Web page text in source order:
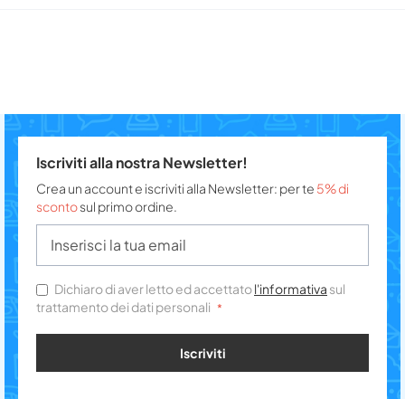
Iscriviti alla nostra Newsletter!
Crea un account e iscriviti alla Newsletter: per te 5% di
scontosul primo ordine.
Dichiaro di aver letto ed accettatol'informativa sul
trattamento dei dati personali
Iscriviti